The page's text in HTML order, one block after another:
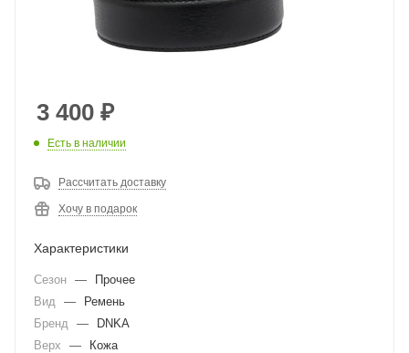
3 400 ₽
Есть в наличии
Рассчитать доставку
Хочу в подарок
Характеристики
Сезон —
Прочее
Вид
—
Ремень
Бренд
—
DNKA
Верх
—
Кожа